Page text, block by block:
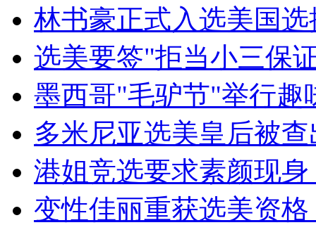
女孩北京地铁殴打老人 痛下狠手拳打脚踢
外交部：反对强权政治霸凌主义
外交部：有关国家言论片面不公正
林书豪正式入选美国
选美要签"拒当小三保
墨西哥"毛驴节"举行趣
多米尼亚选美皇后被
港姐竞选要求素颜现
变性佳丽重获选美资